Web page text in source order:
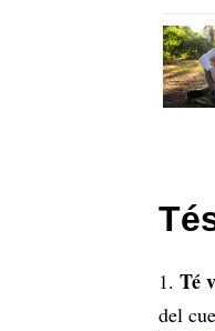
Té
del